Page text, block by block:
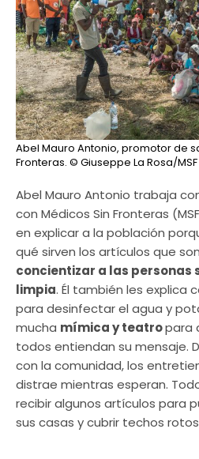
Abel Mauro Antonio, promotor de
Fronteras. © Giuseppe La Rosa/MSF
Abel Mauro Antonio trabaja
con Médicos Sin Fronteras
en explicar a la población
qué sirven los artículos que
concientizar a las personas
limpia. Él también les explica
para desinfectar el agua y
mucha mímica y teatropara
todos entiendan su mensaje.
con la comunidad, los
distrae mientras esperan.
recibir algunos artículos para
sus casas y cubrir techos